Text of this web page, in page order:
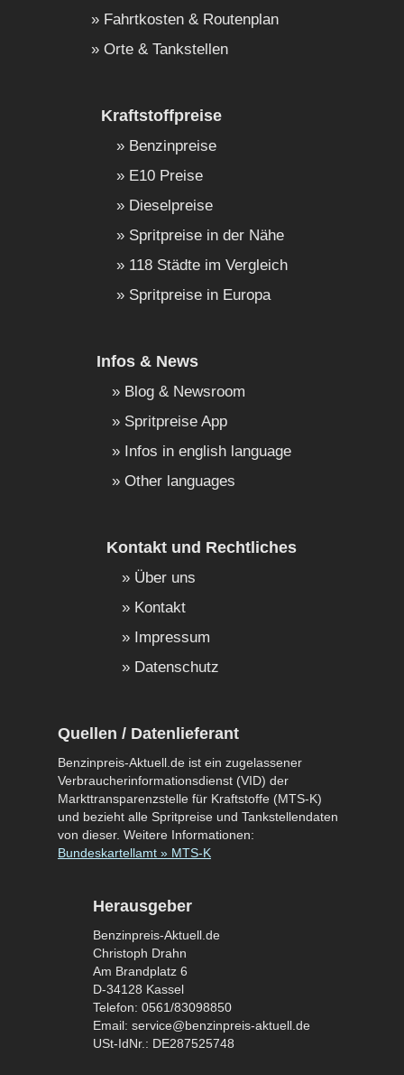
Fahrtkosten & Routenplan
Orte & Tankstellen
Kraftstoffpreise
Benzinpreise
E10 Preise
Dieselpreise
Spritpreise in der Nähe
118 Städte im Vergleich
Spritpreise in Europa
Infos & News
Blog & Newsroom
Spritpreise App
Infos in english language
Other languages
Kontakt und Rechtliches
Über uns
Kontakt
Impressum
Datenschutz
Quellen / Datenlieferant
Benzinpreis-Aktuell.de ist ein zugelassener
Verbraucherinformationsdienst (VID) der
Markttransparenzstelle für Kraftstoffe (MTS-K)
und bezieht alle Spritpreise und Tankstellendaten
von dieser. Weitere Informationen:
Bundeskartellamt » MTS-K
Herausgeber
Benzinpreis-Aktuell.de
Christoph Drahn
Am Brandplatz 6
D-34128 Kassel
Telefon: 0561/83098850
Email: service@benzinpreis-aktuell.de
USt-IdNr.: DE287525748